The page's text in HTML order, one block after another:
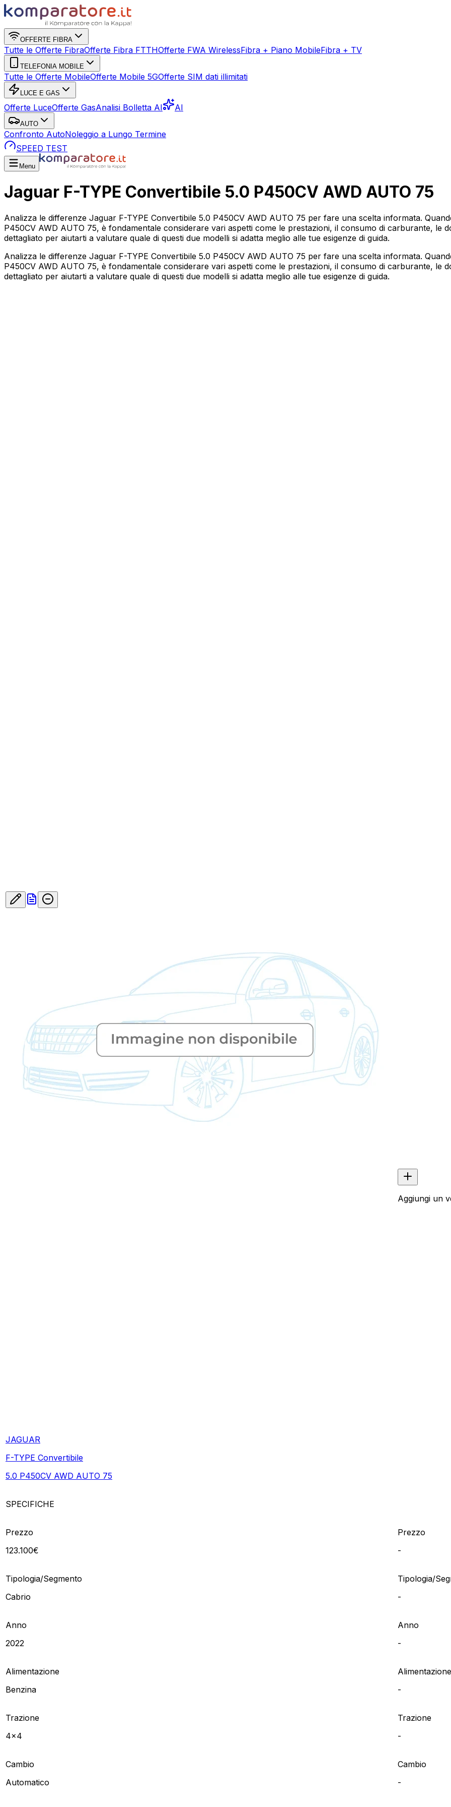
OFFERTE FIBRA
Tutte le Offerte FibraOfferte Fibra FTTHOfferte FWA WirelessFibra + Piano MobileFibra + TV
TELEFONIA MOBILE
Tutte le Offerte MobileOfferte Mobile 5GOfferte SIM dati illimitati
LUCE E GAS
Offerte LuceOfferte GasAnalisi Bolletta AI AI
AUTO
Confronto AutoNoleggio a Lungo Termine
SPEED TEST
Menu
Jaguar F-TYPE Convertibile 5.0 P450CV AWD AUTO 75
Analizza le differenze Jaguar F-TYPE Convertibile 5.0 P450CV AWD AUTO 75 per fare una scelta informata.
P450CV AWD AUTO 75, è fondamentale considerare vari aspetti come le prestazioni, il consumo di carburante,
dettagliato per aiutarti a valutare quale di questi due modelli si adatta meglio alle tue esigenze di guida.
Analizza le differenze Jaguar F-TYPE Convertibile 5.0 P450CV AWD AUTO 75 per fare una scelta informata.
P450CV AWD AUTO 75, è fondamentale considerare vari aspetti come le prestazioni, il consumo di carburante,
dettagliato per aiutarti a valutare quale di questi due modelli si adatta meglio alle tue esigenze di guida.
JAGUAR
F-TYPE Convertibile
5.0 P450CV AWD AUTO 75
Aggiungi un
SPECIFICHE
Prezzo
123.100€
Prezzo
-
Tipologia/Segmento
Cabrio
Tipologia/
-
Anno
2022
Anno
-
Alimentazione
Benzina
Alimentazione
-
Trazione
4x4
Trazione
-
Cambio
Automatico
Cambio
-